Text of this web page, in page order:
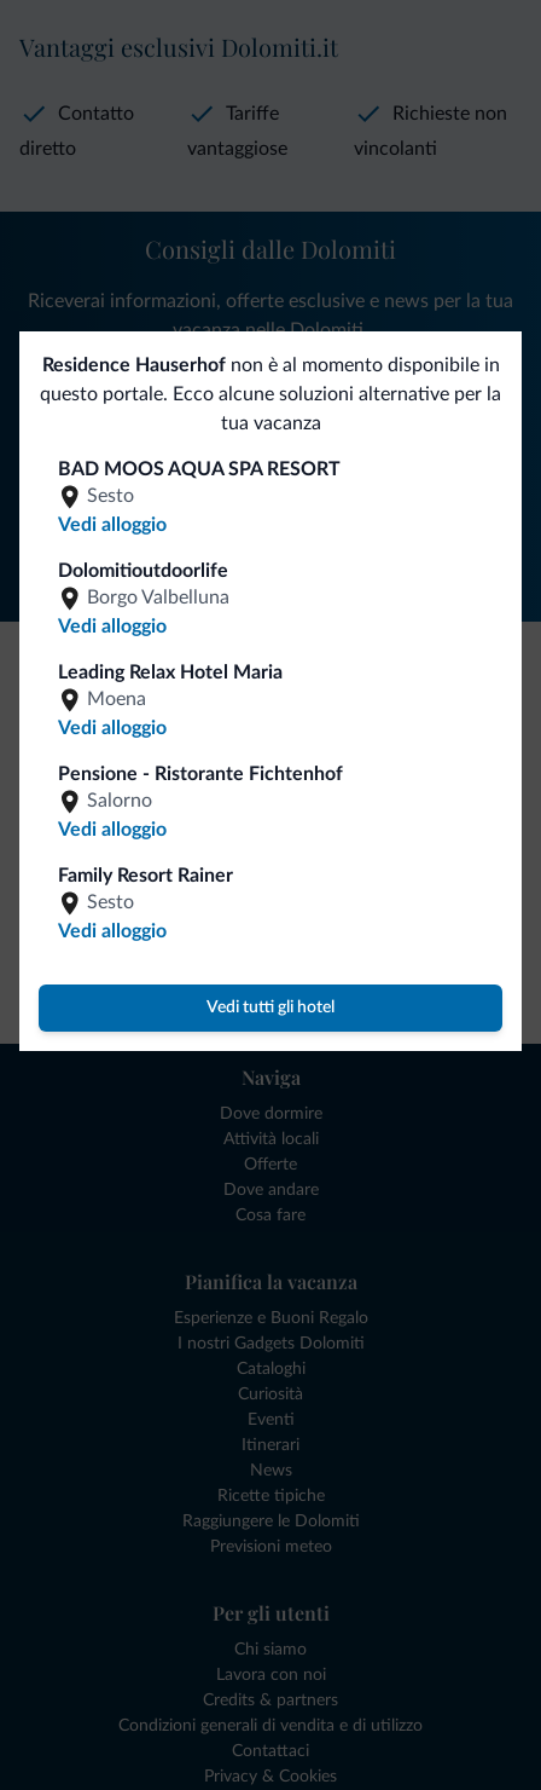
Residence Hauserhofnon è al momento disponibile in
questo portale. Ecco alcune soluzioni alternative per la
tua vacanza
BAD MOOS AQUA SPA RESORT
Sesto
Vedi alloggio
Dolomitioutdoorlife
Borgo Valbelluna
Vedi alloggio
Leading Relax Hotel Maria
Moena
Vedi alloggio
Pensione - Ristorante Fichtenhof
Salorno
Vedi alloggio
Family Resort Rainer
Sesto
Vedi alloggio
Vedi tutti gli hotel
Vantaggi esclusivi Dolomiti.it
Contatto
diretto
Tariffe
vantaggiose
Richieste non
vincolanti
Consigli dalle Dolomiti
Riceverai informazioni, offerte esclusive e news per la tua
vacanza nelle Dolomiti.
ISCRIVITI ALLA NEWSLETTER
Be Original, scopri la nuova collezione
Ce l'avete chiesto in tanti. Ecco la nuova collezione firmata
Vai allo shop
Naviga
Dove dormire
Attività locali
Offerte
Dove andare
Cosa fare
Pianifica la vacanza
Esperienze e Buoni Regalo
I nostri Gadgets Dolomiti
Cataloghi
Curiosità
Eventi
Itinerari
News
Ricette tipiche
Raggiungere le Dolomiti
Previsioni meteo
Per gli utenti
Chi siamo
Lavora con noi
Credits & partners
Condizioni generali di vendita e di utilizzo
Contattaci
Privacy & Cookies